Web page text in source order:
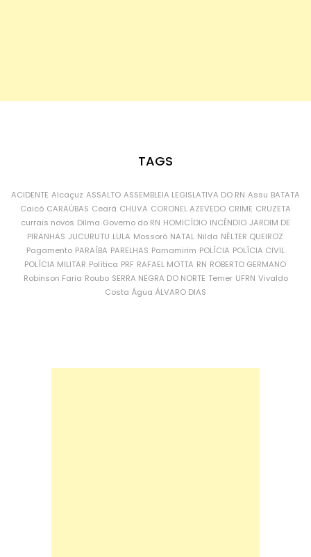
TAGS
ACIDENTE Alcaçuz ASSALTO ASSEMBLEIA LEGISLATIVA DO RN Assu BATATA
Caicó CARAÚBAS Ceará CHUVA CORONEL AZEVEDO CRIME CRUZETA
currais novos Dilma Governo do RN HOMICÍDIO INCÊNDIO JARDIM DE
PIRANHAS JUCURUTU LULA Mossoró NATAL Nilda NÉLTER QUEIROZ
Pagamento PARAÍBA PARELHAS Parnamirim POLÍCIA POLÍCIA CIVIL
POLÍCIA MILITAR Política PRF RAFAEL MOTTA RN ROBERTO GERMANO
Robinson Faria Roubo SERRA NEGRA DO NORTE Temer UFRN Vivaldo
Costa Água ÁLVARO DIAS